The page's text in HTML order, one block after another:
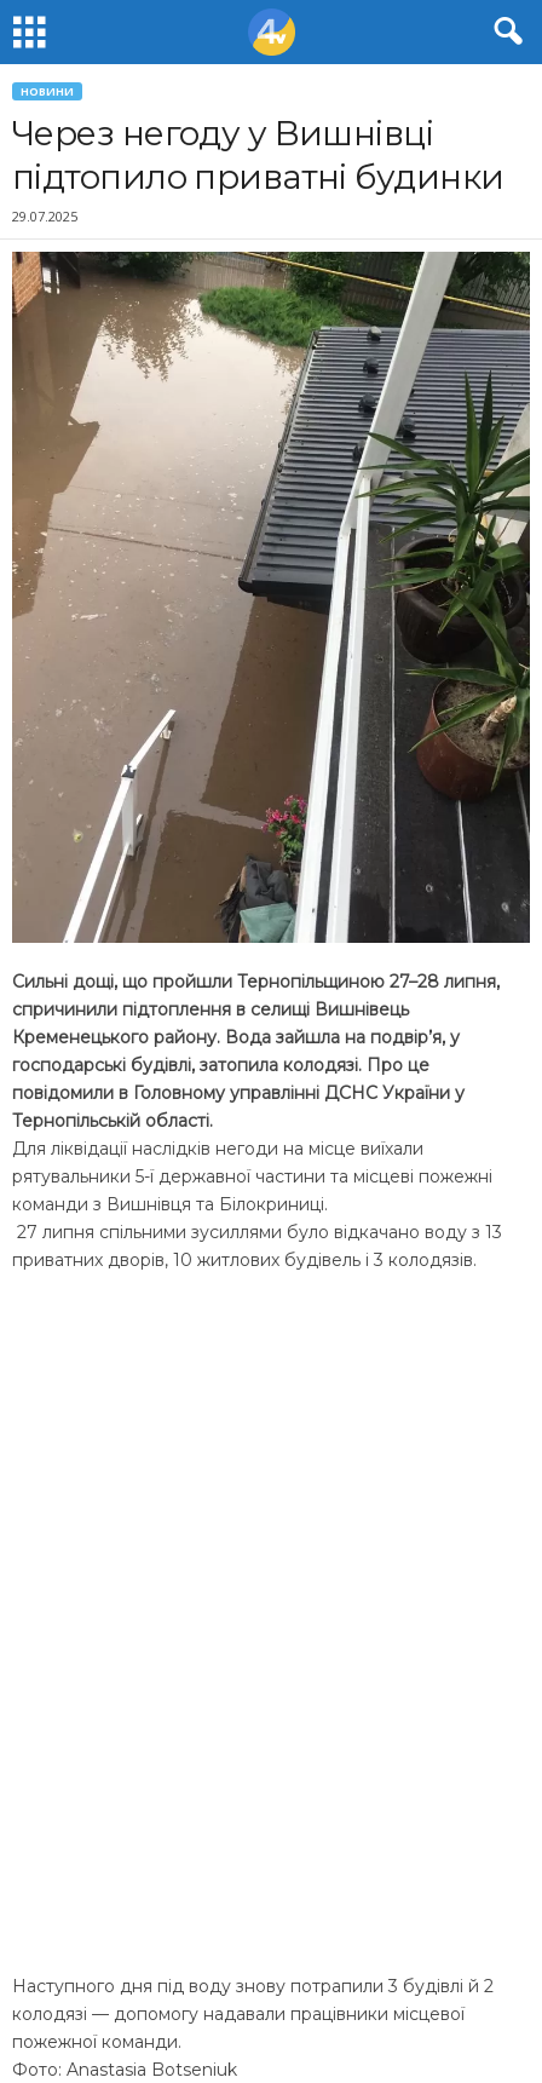
НОВИНИ
Через негоду у Вишнівці
підтопило приватні будинки
29.07.2025
Сильні дощі, що пройшли Тернопільщиною 27–28 липня,
спричинили підтоплення в селищі Вишнівець
Кременецького району. Вода зайшла на подвір’я, у
господарські будівлі, затопила колодязі. Про це
повідомили в Головному управлінні ДСНС України у
Тернопільській області.
Для ліквідації наслідків негоди на місце виїхали
рятувальники 5-ї державної частини та місцеві пожежні
команди з Вишнівця та Білокриниці.
27 липня спільними зусиллями було відкачано воду з 13
приватних дворів, 10 житлових будівель і 3 колодязів.
Наступного дня під воду знову потрапили 3 будівлі й 2
колодязі — допомогу надавали працівники місцевої
пожежної команди.
Фото: Anastasia Botseniuk